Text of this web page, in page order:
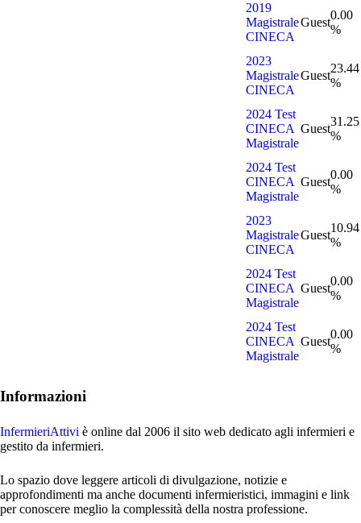
2019
Magistrale
CINECA
Guest
0.00
%
2023
Magistrale
CINECA
Guest
23.44
%
2024 Test
CINECA
Magistrale
Guest
31.25
%
2024 Test
CINECA
Magistrale
Guest
0.00
%
2023
Magistrale
CINECA
Guest
10.94
%
2024 Test
CINECA
Magistrale
Guest
0.00
%
2024 Test
CINECA
Magistrale
Guest
0.00
%
Informazioni
InfermieriAttivi è online dal 2006 il sito web dedicato agli infermieri e
gestito da infermieri.
Lo spazio dove leggere articoli di divulgazione, notizie e
approfondimenti ma anche documenti infermieristici, immagini e link
per conoscere meglio la complessità della nostra professione.